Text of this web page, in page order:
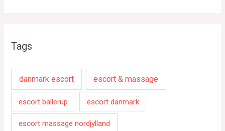
Tags
danmark escort escort & massage
escort ballerup escort danmark
escort massage nordjylland